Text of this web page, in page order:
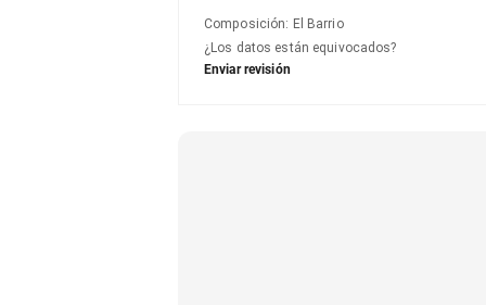
Composición: El Barrio
¿Los datos están equivocados?
Enviar revisión